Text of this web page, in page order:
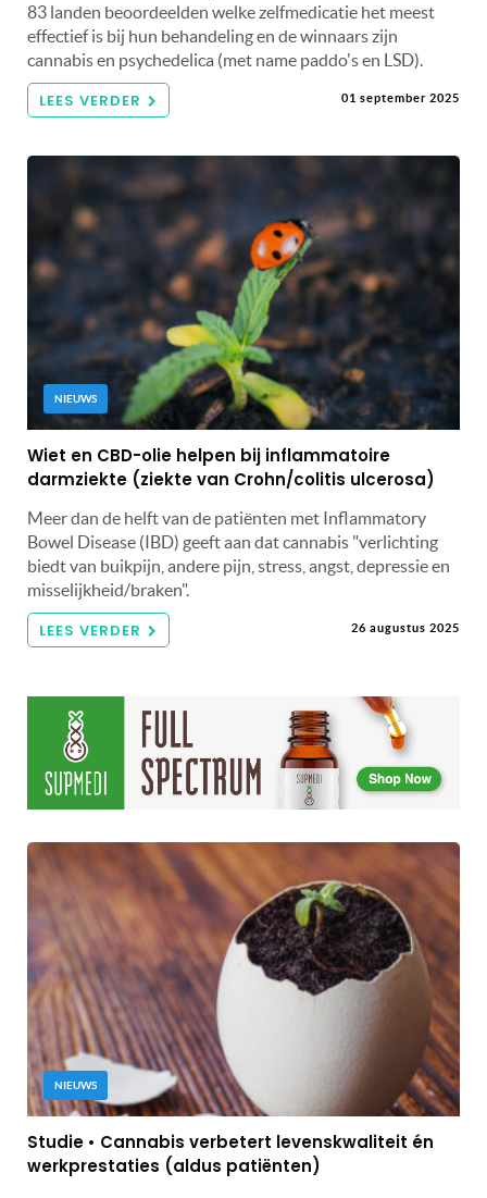
83 landen beoordeelden welke zelfmedicatie het meest
effectief is bij hun behandeling en de winnaars zijn
cannabis en psychedelica (met name paddo's en LSD).
LEES VERDER 01 september 2025
NIEUWS
Wiet en CBD-olie helpen bij inflammatoire
darmziekte (ziekte van Crohn/colitis ulcerosa)
Meer dan de helft van de patiënten met Inflammatory
Bowel Disease (IBD) geeft aan dat cannabis "verlichting
biedt van buikpijn, andere pijn, stress, angst, depressie en
misselijkheid/braken".
LEES VERDER 26 augustus 2025
NIEUWS
Studie • Cannabis verbetert levenskwaliteit én
werkprestaties (aldus patiënten)